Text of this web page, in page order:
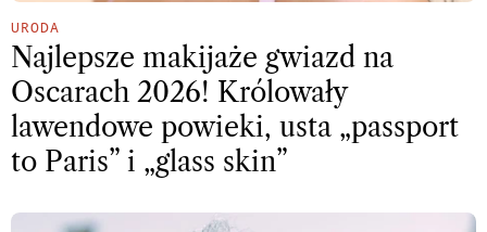
URODA
Najlepsze makijaże gwiazd na
Oscarach 2026! Królowały
lawendowe powieki, usta „passport
to Paris” i „glass skin”